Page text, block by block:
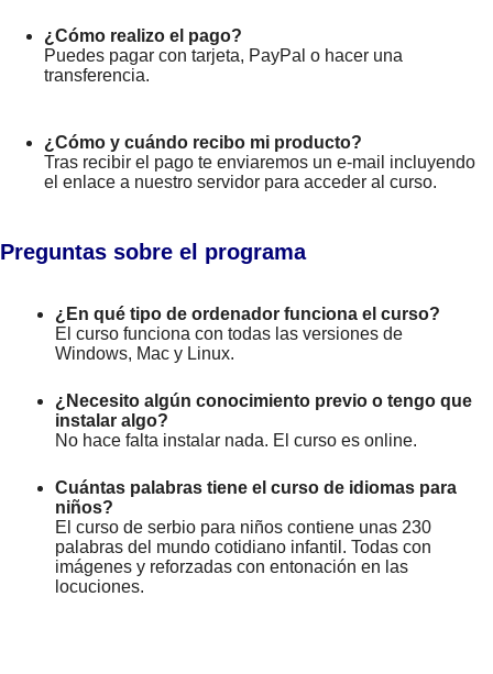
¿Cómo realizo el pago?
Puedes pagar con tarjeta, PayPal o hacer una
transferencia.
¿Cómo y cuándo recibo mi producto?
Tras recibir el pago te enviaremos un e-mail incluyendo
el enlace a nuestro servidor para acceder al curso.
Preguntas sobre el programa
¿En qué tipo de ordenador funciona el curso?
El curso funciona con todas las versiones de
Windows, Mac y Linux.
¿Necesito algún conocimiento previo o tengo que
instalar algo?
No hace falta instalar nada. El curso es online.
Cuántas palabras tiene el curso de idiomas para
niños?
El curso de serbio para niños contiene unas 230
palabras del mundo cotidiano infantil. Todas con
imágenes y reforzadas con entonación en las
locuciones.